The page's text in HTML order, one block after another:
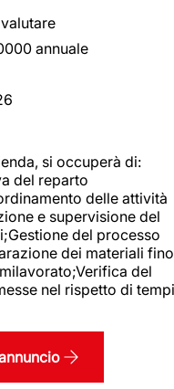
annuale
si occuperà di:
del reparto
delle attività
e supervisione del
del processo
dei materiali fino
del
nel rispetto di